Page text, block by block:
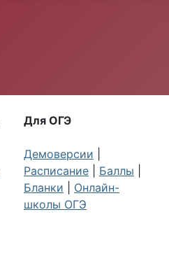
Для ОГЭ
Демоверсии
Расписание
Баллы
Бланки
Онлайн-
школы ОГЭ